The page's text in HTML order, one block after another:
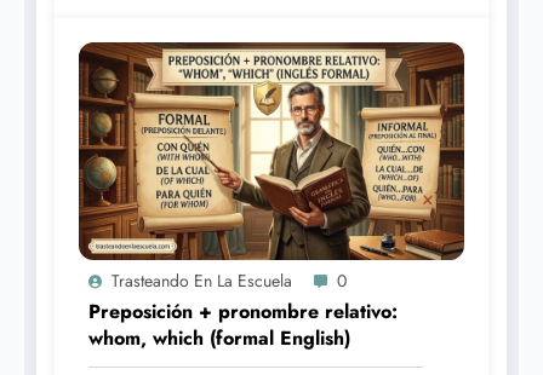
Trasteando En La Escuela 0
Preposición + pronombre relativo:
whom, which (formal English)